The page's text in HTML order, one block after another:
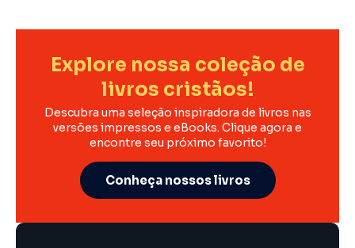
Explore nossa coleção de
livros cristãos!
Descubra uma seleção inspiradora de livros nas
versões impressos e eBooks. Clique agora e
encontre seu próximo favorito!
Conheça nossos livros